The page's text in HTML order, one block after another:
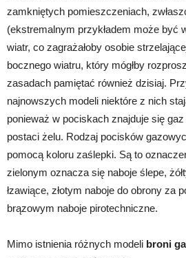
zamkniętych pomieszczeniach,
(ekstremalnym przykładem może być
wiatr, co zagrażałoby osobie
bocznego wiatru, który mógłby
zasadach pamiętać również dzisiaj.
najnowszych modeli niektóre z nich
ponieważ w pociskach znajduje się
postaci żelu. Rodzaj pocisków
pomocą koloru zaślepki. Są to
zielonym oznacza się naboje ślepe,
łzawiące, złotym naboje do obrony za
brązowym naboje pirotechniczne.
Mimo istnienia różnych modeli broni